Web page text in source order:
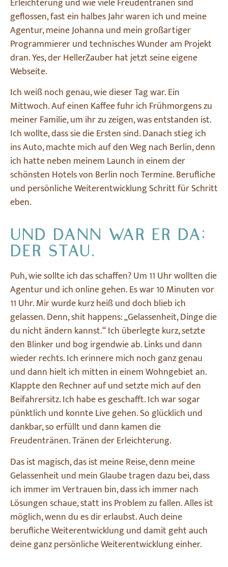
geflossen, fast ein halbes Jahr waren ich und meine
Agentur, meine Johanna und mein großartiger
Programmierer und technisches Wunder am Projekt
dran. Yes, der HellerZauber hat jetzt seine eigene
Webseite.
Ich weiß noch genau, wie dieser Tag war. Ein
Mittwoch. Auf einen Kaffee fuhr ich Frühmorgens zu
meiner Familie, um ihr zu zeigen, was entstanden ist.
Ich wollte, dass sie die Ersten sind. Danach stieg ich
ins Auto, machte mich auf den Weg nach Berlin, denn
ich hatte neben meinem Launch in einem der
schönsten Hotels von Berlin noch Termine. Berufliche
und persönliche Weiterentwicklung Schritt für Schritt
eben.
UND DANN WAR ER DA:
DER STAU.
Puh, wie sollte ich das schaffen? Um 11 Uhr wollten die
Agentur und ich online gehen. Es war 10 Minuten vor
11 Uhr. Mir wurde kurz heiß und doch blieb ich
gelassen. Denn, shit happens: „Gelassenheit, Dinge die
du nicht ändern kannst.“ Ich überlegte kurz, setzte
den Blinker und bog irgendwie ab. Links und dann
wieder rechts. Ich erinnere mich noch ganz genau
und dann hielt ich mitten in einem Wohngebiet an.
Klappte den Rechner auf und setzte mich auf den
Beifahrersitz. Ich habe es geschafft. Ich war sogar
pünktlich und konnte Live gehen. So glücklich und
dankbar, so erfüllt und dann kamen die
Freudentränen. Tränen der Erleichterung.
Das ist magisch, das ist meine Reise, denn meine
Gelassenheit und mein Glaube tragen dazu bei, dass
ich immer im Vertrauen bin, dass ich immer nach
Lösungen schaue, statt ins Problem zu fallen. Alles ist
möglich, wenn du es dir erlaubst. Auch deine
berufliche Weiterentwicklung und damit geht auch
deine ganz persönliche Weiterentwicklung einher.